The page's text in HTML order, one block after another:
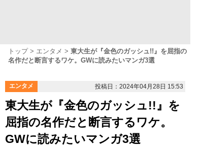
トップ エンタメ
東大生が『金色のガッシュ!!』を屈指の
名作だと断言するワケ。GWに読みたいマンガ3選
エンタメ 投稿日：2024年04月28日 15:53
東大生が『金色のガッシュ!!』を
屈指の名作だと断言するワケ。
GWに読みたいマンガ3選